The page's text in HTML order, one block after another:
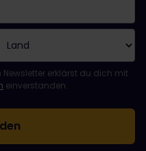
Pflichtfeld!
ist ein Fehler aufgetreten.
abonniert! zu, um
erklärst du dich mit
einverstanden.